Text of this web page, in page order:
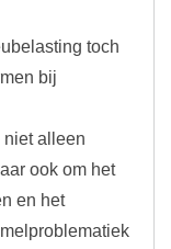
toch
bij
niet alleen
ook om het
en het